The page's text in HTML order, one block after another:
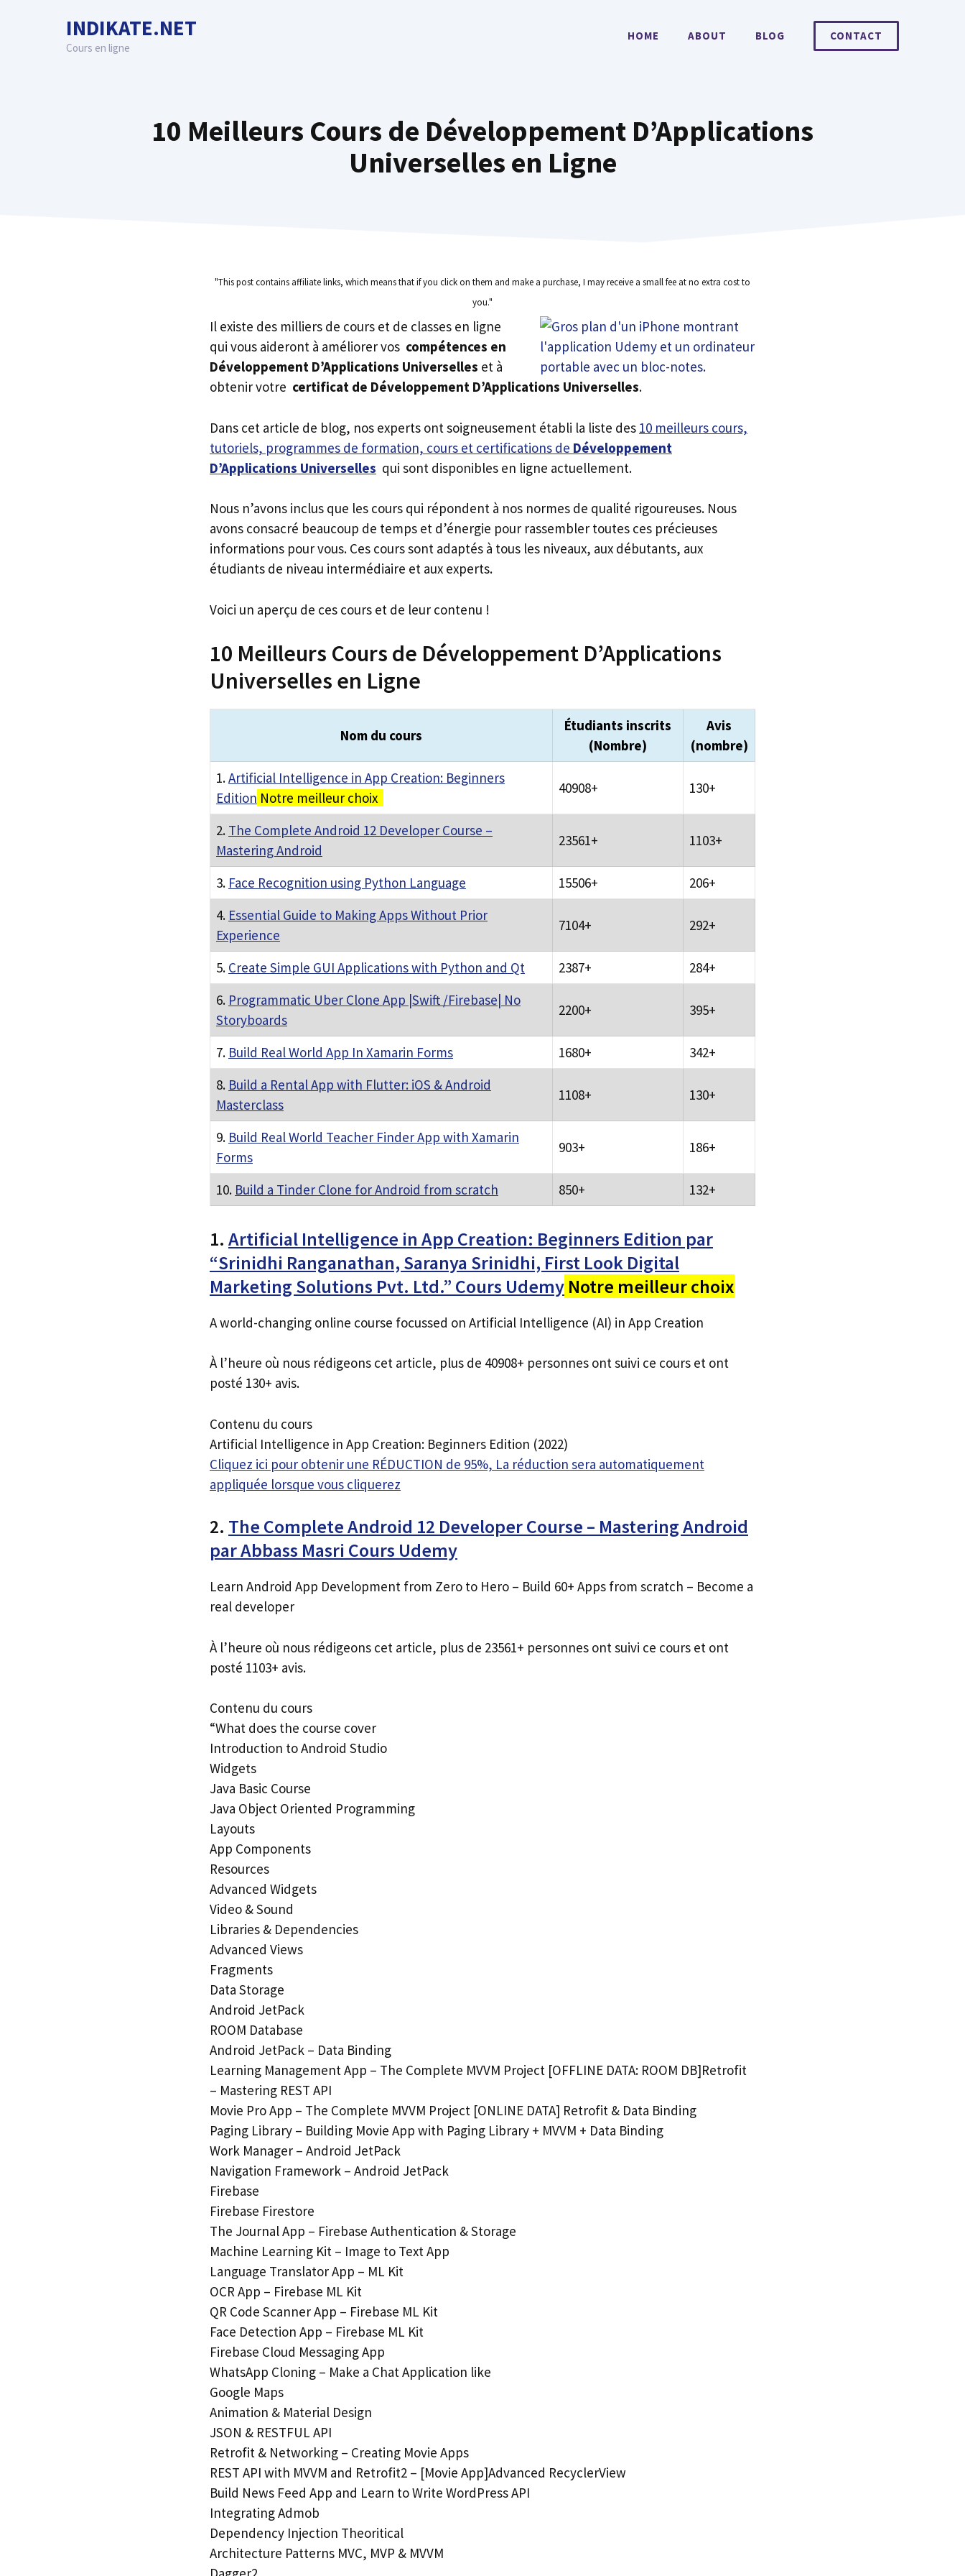
INDIKATE.NET
Cours en ligne
HOME ABOUT BLOG CONTACT
10 Meilleurs Cours de Développement D’Applications
Universelles en Ligne
"This post contains affiliate links, which means that if you click on them and make a purchase, I may receive a small fee at no extra cost to
you."
Il existe des milliers de cours et de classes en ligne
qui vous aideront à améliorer vos compétences en
Développement D’Applications Universelles et à
obtenir votre certificat de Développement D’Applications Universelles.
Dans cet article de blog, nos experts ont soigneusement établi la liste des 10 meilleurs cours,
tutoriels, programmes de formation, cours et certifications de Développement
D’Applications Universelles qui sont disponibles en ligne actuellement.
Nous n’avons inclus que les cours qui répondent à nos normes de qualité rigoureuses. Nous
avons consacré beaucoup de temps et d’énergie pour rassembler toutes ces précieuses
informations pour vous. Ces cours sont adaptés à tous les niveaux, aux débutants, aux
étudiants de niveau intermédiaire et aux experts.
Voici un aperçu de ces cours et de leur contenu !
10 Meilleurs Cours de Développement D’Applications
Universelles en Ligne
Nom du cours
Étudiants inscrits
(Nombre)
Avis
(nombre)
1.Artificial Intelligence in App Creation: Beginners
Edition Notre meilleur choix
40908+ 130+
2. The Complete Android 12 Developer Course –
Mastering Android
23561+ 1103+
3. Face Recognition using Python Language 15506+
206+
4. Essential Guide to Making Apps Without Prior
Experience
7104+ 292+
5. Create Simple GUI Applications with Python and Qt 2387+
284+
6. Programmatic Uber Clone App |Swift /Firebase| No
Storyboards
2200+ 395+
7. Build Real World App In Xamarin Forms 1680+
342+
8. Build a Rental App with Flutter: iOS & Android
Masterclass
1108+ 130+
9. Build Real World Teacher Finder App with Xamarin
Forms
903+ 186+
10. Build a Tinder Clone for Android from scratch 850+ 132+
1. Artificial Intelligence in App Creation: Beginners Edition par
“Srinidhi Ranganathan, Saranya Srinidhi, First Look Digital
Marketing Solutions Pvt. Ltd.” Cours Udemy Notre meilleur choix
A world-changing online course focussed on Artificial Intelligence (AI) in App Creation
À l’heure où nous rédigeons cet article, plus de 40908+ personnes ont suivi ce cours et ont
posté 130+ avis.
Contenu du cours
Artificial Intelligence in App Creation: Beginners Edition (2022)
Cliquez ici pour obtenir une RÉDUCTION de 95%, La réduction sera automatiquement
appliquée lorsque vous cliquerez
2. The Complete Android 12 Developer Course – Mastering Android
par Abbass Masri Cours Udemy
Learn Android App Development from Zero to Hero – Build 60+ Apps from scratch – Become a
real developer
À l’heure où nous rédigeons cet article, plus de 23561+ personnes ont suivi ce cours et ont
posté 1103+ avis.
Contenu du cours
“What does the course cover
Introduction to Android Studio
Widgets
Java Basic Course
Java Object Oriented Programming
Layouts
App Components
Resources
Advanced Widgets
Video & Sound
Libraries & Dependencies
Advanced Views
Fragments
Data Storage
Android JetPack
ROOM Database
Android JetPack – Data Binding
Learning Management App – The Complete MVVM Project [OFFLINE DATA: ROOM DB]Retrofit
– Mastering REST API
Movie Pro App – The Complete MVVM Project [ONLINE DATA] Retrofit & Data Binding
Paging Library – Building Movie App with Paging Library + MVVM + Data Binding
Work Manager – Android JetPack
Navigation Framework – Android JetPack
Firebase
Firebase Firestore
The Journal App – Firebase Authentication & Storage
Machine Learning Kit – Image to Text App
Language Translator App – ML Kit
OCR App – Firebase ML Kit
QR Code Scanner App – Firebase ML Kit
Face Detection App – Firebase ML Kit
Firebase Cloud Messaging App
WhatsApp Cloning – Make a Chat Application like
Google Maps
Animation & Material Design
JSON & RESTFUL API
Retrofit & Networking – Creating Movie Apps
REST API with MVVM and Retrofit2 – [Movie App]Advanced RecyclerView
Build News Feed App and Learn to Write WordPress API
Integrating Admob
Dependency Injection Theoritical
Architecture Patterns MVC, MVP & MVVM